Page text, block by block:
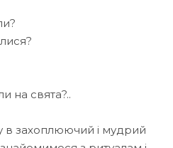
на свята?..
в захоплюючий і мудрий